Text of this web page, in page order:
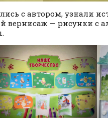
с автором, узнали
вернисаж — рисунки с